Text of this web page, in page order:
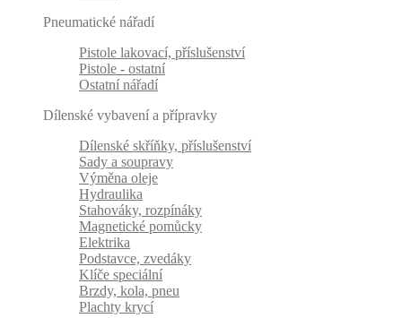
Pneumatické nářadí
Pistole lakovací, příslušenství
Pistole - ostatní
Ostatní nářadí
Dílenské vybavení a přípravky
Dílenské skříňky, příslušenství
Sady a soupravy
Výměna oleje
Hydraulika
Stahováky, rozpínáky
Magnetické pomůcky
Elektrika
Podstavce, zvedáky
Klíče speciální
Brzdy, kola, pneu
Plachty krycí